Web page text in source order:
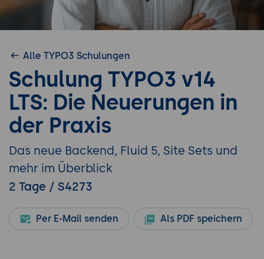
Alle TYPO3 Schulungen
Schulung TYPO3 v14
LTS: Die Neuerungen in
der Praxis
Das neue Backend, Fluid 5, Site Sets und
mehr im Überblick
2 Tage / S4273
Per E-Mail senden Als PDF speichern